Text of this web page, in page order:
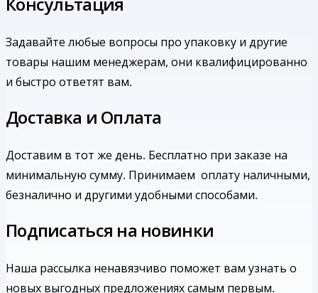
Задавайте любые вопросы про упаковку и другие
товары нашим менеджерам, они квалифицированно
и быстро ответят вам.
Доставка и Оплата
Доставим в тот же день. Бесплатно при заказе на
минимальную сумму. Принимаем оплату наличными,
безналично и другими удобными способами.
Подписаться на новинки
Наша рассылка ненавязчиво поможет вам узнать о
новых выгодных предложениях самым первым.